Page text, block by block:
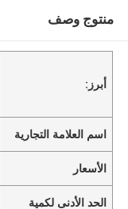
منتوج وصف
أبرز:
اسم العلامة التجارية
الأسعار
الحد الأدنى لكمية